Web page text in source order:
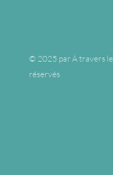
© 2025 par À travers le
réservés